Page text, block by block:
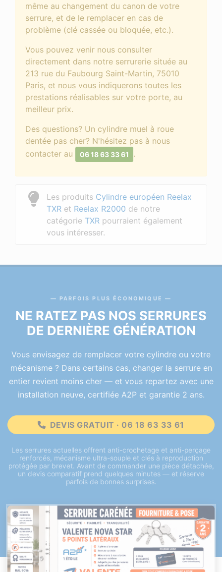
même au changement du canon de votre
serrure, et de le remplacer en cas de
problème (clé cassée ou bloquée, etc.).
Vous pouvez venir nous consulter
directement dans notre serrurerie située au
213 rue du Faubourg Saint-Martin, 75010
Paris, et nous vous indiquerons toutes les
prestations réalisables sur votre porte, au
meilleur prix.
Des questions? Un cylindre muel à roue
dentée pas cher? N'hésitez pas à nous
contacter au
06 18 63 33 61 .
Les produits Cylindre européen Reelax
TXR et Reelax R2000 de notre
catégorie TXR pourraient également
vous intéresser.
PARFOIS PLUS ÉCONOMIQUE
NE RATEZ PAS NOS SERRURES
DE DERNIÈRE GÉNÉRATION
Vous envisagez de remplacer votre cylindre ou votre
mécanisme ? Dans certains cas, changer la serrure en
entier revient moins cher — et vous repartez avec une
installation neuve, certifiée A2P et garantie 2 ans.
DEVIS GRATUIT · 06 18 63 33 61
Les serrures actuelles offrent anti-crochetage et anti-perçage
renforcés, mécanisme ultra-souple et clés à reproduction
protégée par brevet. Avant de commander une pièce détachée,
un devis comparatif prend quelques minutes — et réserve
parfois de bonnes surprises.